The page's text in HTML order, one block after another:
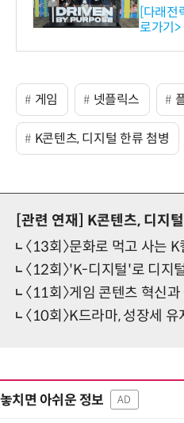
와의
-바이
보
[다래전
로가기>
게임 넷플릭스
K콘텐츠, 디지털 한류 첨병
[관련 연재] K콘텐츠, 디지
〈13회〉문화로 먹고 사는
〈12회〉'K-디지털'로 디지
〈11회〉게임 콘텐츠 혁신
〈10회〉K드라마, 성장세
놓치면 아쉬운 정보 AD